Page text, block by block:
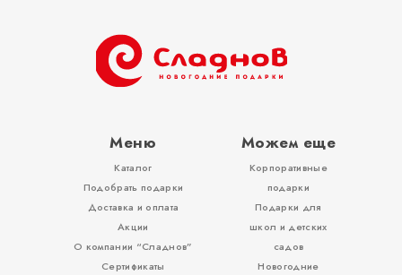
Тубы
Вложения, игры
Меню
Каталог
Подобрать подарки
Доставка и оплата
Акции
О компании “Сладнов”
Сертификаты
Можем еще
Корпоративные
подарки
Подарки для
школ и детских
садов
Новогодние